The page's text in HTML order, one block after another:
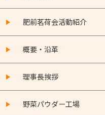
肥前茗荷会活動紹介
概要・沿革
理事長挨拶
野菜パウダー工場